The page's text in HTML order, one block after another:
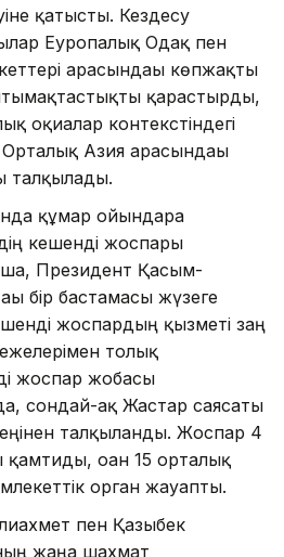
қатысты. Кездесу
Еуропалық Одақ пен
арасындағы көпжақты
қарастырды,
оқиғалар контекстіндегі
Азия арасындағы
талқылады.
құмар ойындарға
кешенді жоспары
Президент Қасым-
бір бастамасы жүзеге
жоспардың қызметі заң
толық
жоспар жобасы
сондай-ақ Жастар саясаты
талқыланды. Жоспар 4
қамтиды, оған 15 орталық
орган жауапты.
пен Қазыбек
жаңа шахмат